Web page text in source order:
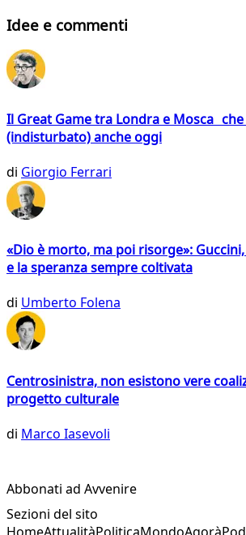
Idee e commenti
Il Great Game tra Londra e Mosca
(indisturbato) anche oggi
di Giorgio Ferrari
«Dio è morto, ma poi risorge»:
e la speranza sempre coltivata
di Umberto Folena
Centrosinistra, non esistono vere
progetto culturale
di Marco Iasevoli
Abbonati ad Avvenire
Sezioni del sito